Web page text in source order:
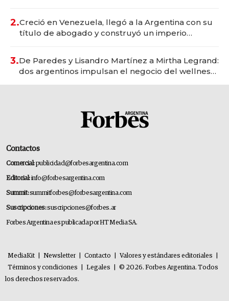
2.Creció en Venezuela, llegó a la Argentina con su
título de abogado y construyó un imperio
3.De Paredes y Lisandro Martínez a Mirtha Legrand:
dos argentinos impulsan el negocio del wellness
Contactos
Comercial:publicidad@forbesargentina.com
Editorial:info@forbesargentina.com
Summit:summitforbes@forbesargentina.com
Suscripciones:suscripciones@forbes.ar
Forbes Argentina es publicada por HT Media SA.
MediaKit Newsletter Contacto Valores y estándares editoriales
Términos y condiciones
Legales
© 2026. Forbes Argentina. Todos
los derechos reservados.